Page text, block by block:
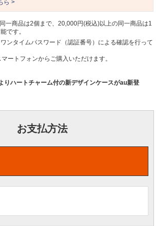
ら >
一商品は2個まで、20,000円(税込)以上の同一商品は1
です。
ンタイムパスワード（認証番号）による確認を行って
ートフォンからご購入いただけます。
りハートチャーム付の新デザインケースがau新登
お支払方法